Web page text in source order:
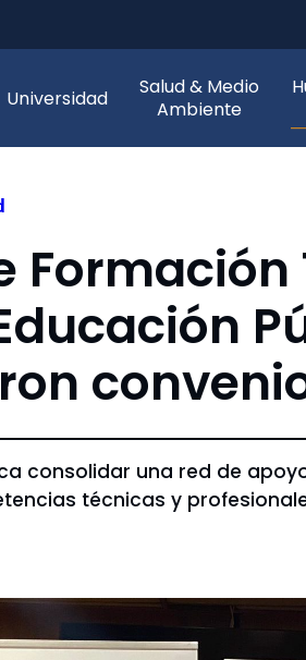
Universidad
Salud & Medio
Ambiente
consolidar una red de
técnicas y